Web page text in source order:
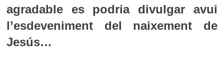
agradable es podria divulgar avui
l’esdeveniment del naixement de
Jesús…